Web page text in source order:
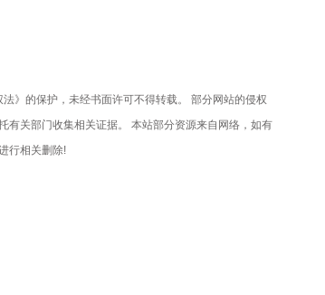
》的保护，未经书面许可不得转载。 部分网站的侵权
有关部门收集相关证据。 本站部分资源来自网络，如有
行相关删除!